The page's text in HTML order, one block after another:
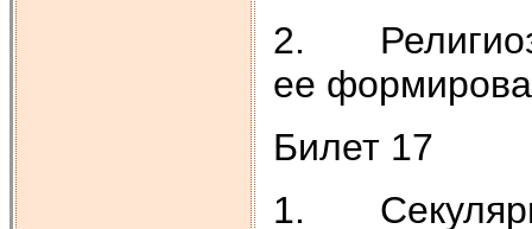
2.
ее
Билет 17
1.